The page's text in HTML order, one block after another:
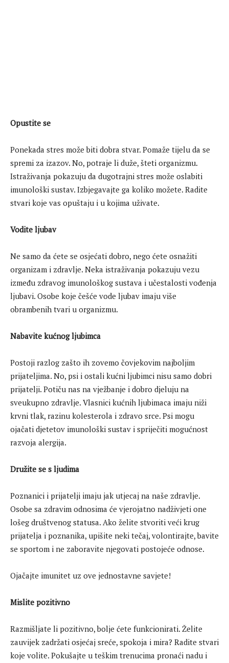
Opustite se
Ponekada stres može biti dobra stvar. Pomaže tijelu da se
spremi za izazov. No, potraje li duže, šteti organizmu.
Istraživanja pokazuju da dugotrajni stres može oslabiti
imunološki sustav. Izbjegavajte ga koliko možete. Radite
stvari koje vas opuštaju i u kojima uživate.
Vodite ljubav
Ne samo da ćete se osjećati dobro, nego ćete osnažiti
organizam i zdravlje. Neka istraživanja pokazuju vezu
između zdravog imunološkog sustava i učestalosti vođenja
ljubavi. Osobe koje češće vode ljubav imaju više
obrambenih tvari u organizmu.
Nabavite kućnog ljubimca
Postoji razlog zašto ih zovemo čovjekovim najboljim
prijateljima. No, psi i ostali kućni ljubimci nisu samo dobri
prijatelji. Potiču nas na vježbanje i dobro djeluju na
sveukupno zdravlje. Vlasnici kućnih ljubimaca imaju niži
krvni tlak, razinu kolesterola i zdravo srce. Psi mogu
ojačati djetetov imunološki sustav i spriječiti mogućnost
razvoja alergija.
Družite se s ljudima
Poznanici i prijatelji imaju jak utjecaj na naše zdravlje.
Osobe sa zdravim odnosima će vjerojatno nadživjeti one
lošeg društvenog statusa. Ako želite stvoriti veći krug
prijatelja i poznanika, upišite neki tečaj, volontirajte, bavite
se sportom i ne zaboravite njegovati postojeće odnose.
Ojačajte imunitet uz ove jednostavne savjete!
Mislite pozitivno
Razmišljate li pozitivno, bolje ćete funkcionirati. Želite
zauvijek zadržati osjećaj sreće, spokoja i mira? Radite stvari
koje volite. Pokušajte u teškim trenucima pronaći nadu i